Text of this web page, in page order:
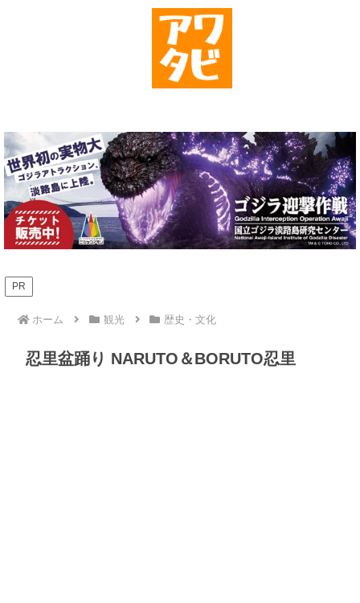
PR
ホーム 観光 歴史・文化
忍里盆踊り NARUTO＆BORUTO忍里